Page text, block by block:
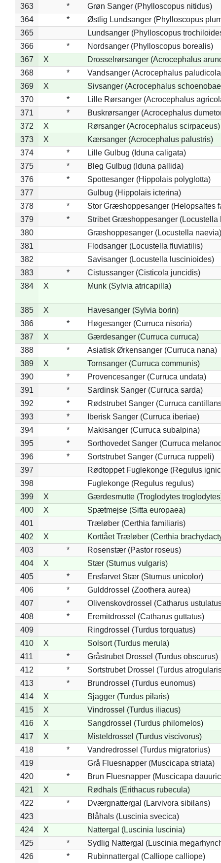
363 *
Grøn Sanger (Phylloscopus nitidus)
364
*
Østlig Lundsanger (Phylloscopus
365
Lundsanger (Phylloscopus
366
*
Nordsanger (Phylloscopus borealis)
367
X
Drosselrørsanger (Acrocephalus
368
*
Vandsanger (Acrocephalus
369
X
Sivsanger (Acrocephalus
370
*
Lille Rørsanger (Acrocephalus
371
*
Buskrørsanger (Acrocephalus
372
X
Rørsanger (Acrocephalus scirpaceus)
373
X
Kærsanger (Acrocephalus palustris)
374
*
Lille Gulbug (Iduna caligata)
375
*
Bleg Gulbug (Iduna pallida)
376
*
Spottesanger (Hippolais polyglotta)
377
Gulbug (Hippolais icterina)
378
*
Stor Græshoppesanger (Helopsaltes
379
*
Stribet Græshoppesanger (Locustella
380
Græshoppesanger (Locustella naevia)
381
Flodsanger (Locustella fluviatilis)
382
Savisanger (Locustella luscinioides)
383
*
Cistussanger (Cisticola juncidis)
384
X Munk (Sylvia atricapilla)
385 X
Havesanger (Sylvia borin)
386
*
Høgesanger (Curruca nisoria)
387
X
Gærdesanger (Curruca curruca)
388
*
Asiatisk Ørkensanger (Curruca nana)
389
X
Tornsanger (Curruca communis)
390
*
Provencesanger (Curruca undata)
391
*
Sardinsk Sanger (Curruca sarda)
392
*
Rødstrubet Sanger (Curruca
393
*
Iberisk Sanger (Curruca iberiae)
394
*
Makisanger (Curruca subalpina)
395
*
Sorthovedet Sanger (Curruca
396
*
Sortstrubet Sanger (Curruca ruppeli)
397
Rødtoppet Fuglekonge (Regulus
398
Fuglekonge (Regulus regulus)
399
X
Gærdesmutte (Troglodytes
400
X
Spætmejse (Sitta europaea)
401
Træløber (Certhia familiaris)
402
X
Korttået Træløber (Certhia
403
*
Rosenstær (Pastor roseus)
404
X
Stær (Sturnus vulgaris)
405
*
Ensfarvet Stær (Sturnus unicolor)
406
*
Gulddrossel (Zoothera aurea)
407
*
Olivenskovdrossel (Catharus
408
*
Eremitdrossel (Catharus guttatus)
409
Ringdrossel (Turdus torquatus)
410
X
Solsort (Turdus merula)
411
*
Gråstrubet Drossel (Turdus obscurus)
412
*
Sortstrubet Drossel (Turdus
413
*
Brundrossel (Turdus eunomus)
414
X
Sjagger (Turdus pilaris)
415
X
Vindrossel (Turdus iliacus)
416
X
Sangdrossel (Turdus philomelos)
417
X
Misteldrossel (Turdus viscivorus)
418
*
Vandredrossel (Turdus migratorius)
419
Grå Fluesnapper (Muscicapa striata)
420
*
Brun Fluesnapper (Muscicapa
421
X
Rødhals (Erithacus rubecula)
422
*
Dværgnattergal (Larvivora sibilans)
423
Blåhals (Luscinia svecica)
424
X
Nattergal (Luscinia luscinia)
425
*
Sydlig Nattergal (Luscinia
426
*
Rubinnattergal (Calliope calliope)